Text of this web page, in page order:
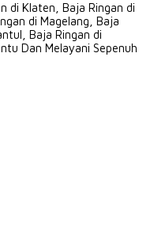
di Klaten, Baja Ringan di
di Magelang, Baja
Baja Ringan di
Dan Melayani Sepenuh